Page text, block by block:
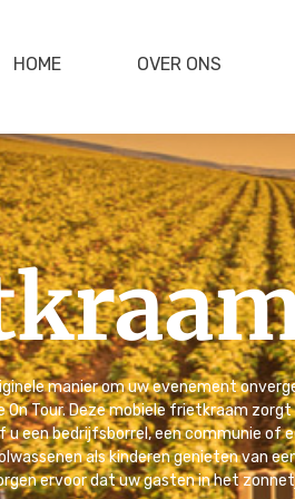
HOME OVER ONS
manier om uw evenement
On Tour. Deze mobiele frietkraam
een bedrijfsborrel, een communie
als kinderen genieten van
ervoor dat uw gasten in het